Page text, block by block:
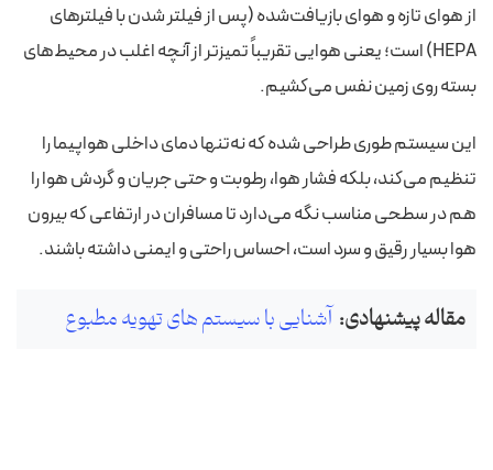
از هوای تازه و هوای بازیافت‌شده (پس از فیلتر شدن با فیلترهای
HEPA) است؛ یعنی هوایی تقریباً تمیزتر از آنچه اغلب در محیط‌های
بسته روی زمین نفس می‌کشیم.
این سیستم طوری طراحی شده که نه‌تنها دمای داخلی هواپیما را
تنظیم می‌کند، بلکه فشار هوا، رطوبت و حتی جریان و گردش هوا را
هم در سطحی مناسب نگه می‌دارد تا مسافران در ارتفاعی که بیرون
هوا بسیار رقیق و سرد است، احساس راحتی و ایمنی داشته باشند.
مقاله پیشنهادی: آشنایی با سیستم های تهویه مطبوع